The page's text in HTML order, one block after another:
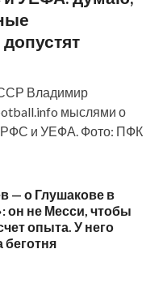
Владимир
мыслями о
РФС и УЕФА. Фото: ПФК
— о Глушакове в
он не Месси, чтобы
опыта. У него